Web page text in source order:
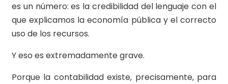
es un número: es la credibilidad del lenguaje con el
que explicamos la economía pública y el correcto
uso de los recursos.
Y eso es extremadamente grave.
Porque la contabilidad existe, precisamente, para